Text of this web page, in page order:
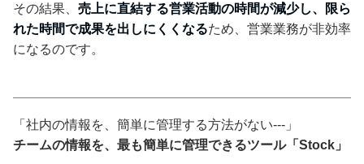
その結果、 売上に直結する営業活動の時間が減少し、限ら
れた時間で成果を出しにくくなるため、営業業務が非効率
になるのです。
「社内の情報を、簡単に管理する方法がない---」
チームの情報を、最も簡単に管理できるツール「Stock」